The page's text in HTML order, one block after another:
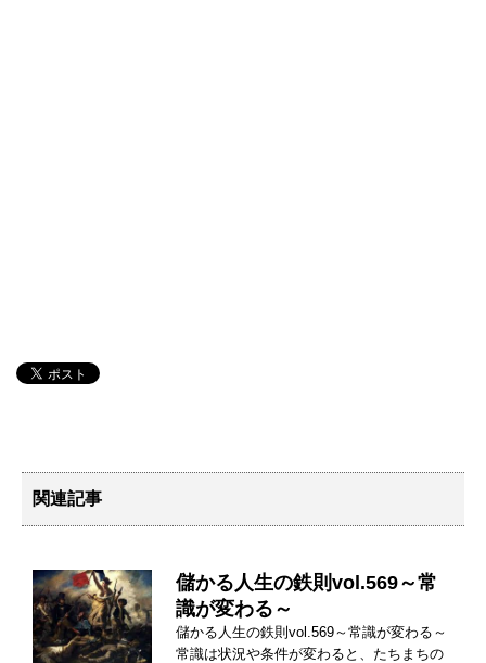
関連記事
儲かる人生の鉄則vol.569～常
識が変わる～
儲かる人生の鉄則vol.569～常識が変わる～
常識は状況や条件が変わると、たちまちの